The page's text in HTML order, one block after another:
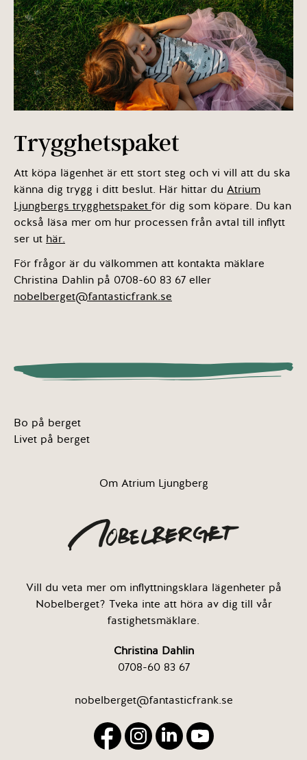
Trygghetspaket
Att köpa lägenhet är ett stort steg och vi vill att du ska
känna dig trygg i ditt beslut. Här hittar du Atrium
Ljungbergs trygghetspaket för dig som köpare. Du kan
också läsa mer om hur processen från avtal till inflytt
ser ut här.
För frågor är du välkommen att kontakta mäklare
Christina Dahlin på 0708-60 83 67 eller
nobelberget@fantasticfrank.se
Bo på berget
Livet på berget
Om Atrium Ljungberg
Vill du veta mer om inflyttningsklara lägenheter på
Nobelberget? Tveka inte att höra av dig till vår
fastighetsmäklare.
Christina Dahlin
0708-60 83 67
nobelberget@fantasticfrank.se